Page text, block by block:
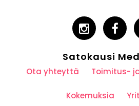
Satokausi
Ota yhteyttä Toimitus-
Kokemuksia